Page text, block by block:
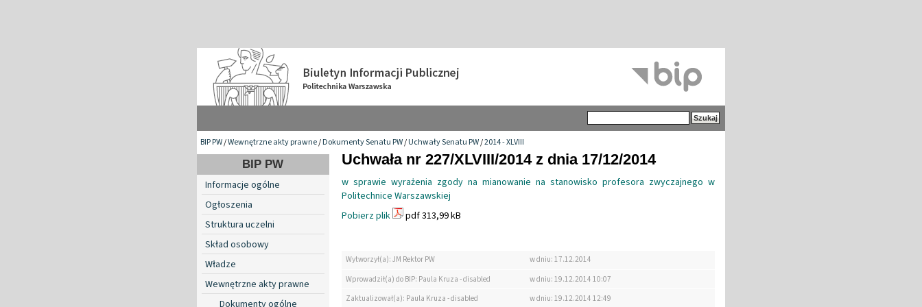
BIP PW/Wewnętrzne akty prawne/Dokumenty Senatu PW/Uchwały Senatu PW/2014 - XLVIII
BIP PW
Informacje ogólne
Ogłoszenia
Struktura uczelni
Skład osobowy
Władze
Wewnętrzne akty prawne
Dokumenty ogólne
Uchwała nr 227/XLVIII/2014 z dnia 17/12/2014
w sprawie wyrażenia zgody na mianowanie na stanowisko profesora zwyczajnego w
Politechnice Warszawskiej
Pobierz plik
pdf 313,99 kB
Wytworzył(a): JM Rektor PW
w dniu: 17.12.2014
Wprowadził(a) do BIP: Paula Kruza - disabled
w dniu: 19.12.2014 10:07
Zaktualizował(a): Paula Kruza - disabled
w dniu: 19.12.2014 12:49